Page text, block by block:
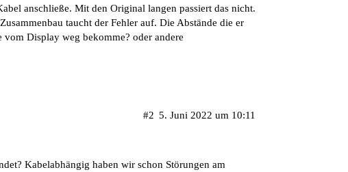
anschließe. Mit den Original langen passiert das nicht.
taucht der Fehler auf. Die Abstände die er
Display weg bekomme? oder andere
5. Juni 2022 um 10:11
#2
Kabelabhängig haben wir schon Störungen am